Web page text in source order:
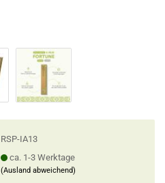
RSP-IA13
ca. 1-3 Werktage
(Ausland abweichend)